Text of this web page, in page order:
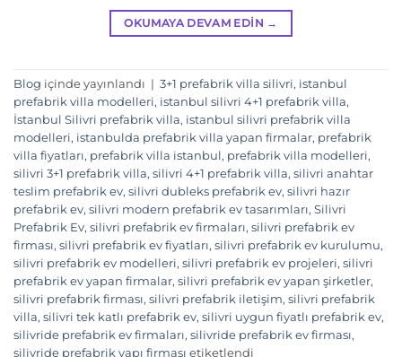
OKUMAYA DEVAM EDIN →
Blog içinde yayınlandı | 3+1 prefabrik villa silivri, istanbul
prefabrik villa modelleri, istanbul silivri 4+1 prefabrik villa,
İstanbul Silivri prefabrik villa, istanbul silivri prefabrik villa
modelleri, istanbulda prefabrik villa yapan firmalar, prefabrik
villa fiyatları, prefabrik villa istanbul, prefabrik villa modelleri,
silivri 3+1 prefabrik villa, silivri 4+1 prefabrik villa, silivri anahtar
teslim prefabrik ev, silivri dubleks prefabrik ev, silivri hazır
prefabrik ev, silivri modern prefabrik ev tasarımları, Silivri
Prefabrik Ev, silivri prefabrik ev firmaları, silivri prefabrik ev
firması, silivri prefabrik ev fiyatları, silivri prefabrik ev kurulumu,
silivri prefabrik ev modelleri, silivri prefabrik ev projeleri, silivri
prefabrik ev yapan firmalar, silivri prefabrik ev yapan şirketler,
silivri prefabrik firması, silivri prefabrik iletişim, silivri prefabrik
villa, silivri tek katlı prefabrik ev, silivri uygun fiyatlı prefabrik ev,
silivride prefabrik ev firmaları, silivride prefabrik ev firması,
silivride prefabrik yapı firması etiketlendi